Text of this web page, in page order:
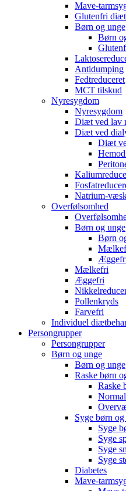
Mave-
Glutenfri
Børn og unge
Børn
Antidumping
Fedtreduceret
MCT tilskud
Nyresygdom
Nyresygdom
Diæt ved lav
Diæt ved
Diæt
Natrium-
Overfølsomhed
Børn og unge
Børn
Mælkefri
Æggefri
Pollenkryds
Farvefri
Individuel
Persongrupper
Persongrupper
Børn og unge
Børn og unge
Raske børn
Raske
Syge børn
Syge
Syge
Syge
Syge
Diabetes
Mave-